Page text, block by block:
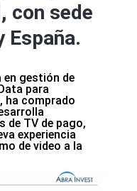
con sede
España.
en gestión de
para
ha comprado
de TV de pago,
experiencia
de video a la